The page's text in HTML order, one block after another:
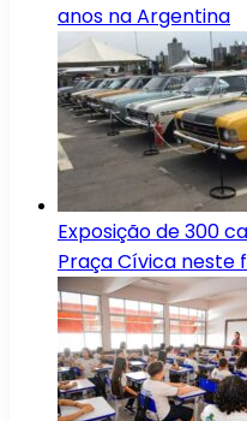
anos na Argentina
Exposição de 300
Praça Cívica neste